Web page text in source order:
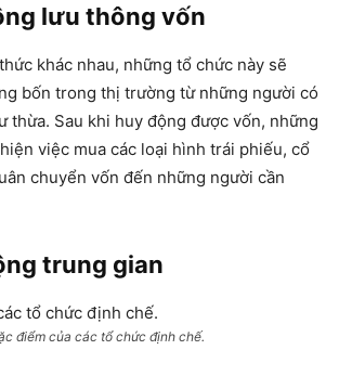
lưu thông vốn
khác nhau, những tổ chức này sẽ
bốn trong thị trường từ những người có
thừa. Sau khi huy động được vốn, những
việc mua các loại hình trái phiếu, cổ
chuyển vốn đến những người cần
trung gian
điểm của các tổ chức định chế.